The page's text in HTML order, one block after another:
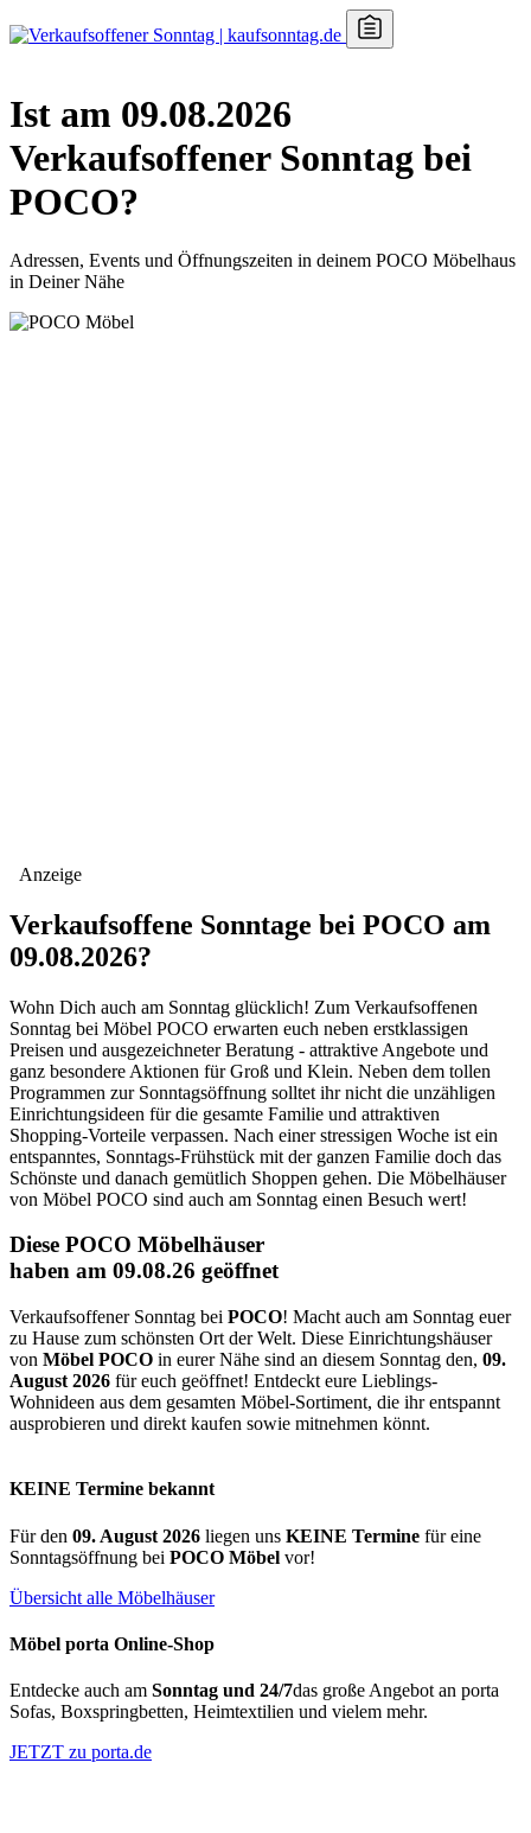
Ist am 09.08.2026
Verkaufsoffener Sonntag bei
POCO?
Adressen, Events und Öffnungszeiten in deinem POCO Möbelhaus
in Deiner Nähe
Anzeige
Verkaufsoffene Sonntage bei POCO am
09.08.2026?
Wohn Dich auch am Sonntag glücklich! Zum Verkaufsoffenen
Sonntag bei Möbel POCO erwarten euch neben erstklassigen
Preisen und ausgezeichneter Beratung - attraktive Angebote und
ganz besondere Aktionen für Groß und Klein. Neben dem tollen
Programmen zur Sonntagsöffnung solltet ihr nicht die unzähligen
Einrichtungsideen für die gesamte Familie und attraktiven
Shopping-Vorteile verpassen. Nach einer stressigen Woche ist ein
entspanntes, Sonntags-Frühstück mit der ganzen Familie doch das
Schönste und danach gemütlich Shoppen gehen. Die Möbelhäuser
von Möbel POCO sind auch am Sonntag einen Besuch wert!
Diese POCO Möbelhäuser
haben am 09.08.26 geöffnet
Verkaufsoffener Sonntag bei POCO! Macht auch am Sonntag euer
zu Hause zum schönsten Ort der Welt. Diese Einrichtungshäuser
von Möbel POCO in eurer Nähe sind an diesem Sonntag den, 09.
August 2026 für euch geöffnet! Entdeckt eure Lieblings-
Wohnideen aus dem gesamten Möbel-Sortiment, die ihr entspannt
ausprobieren und direkt kaufen sowie mitnehmen könnt.
KEINE Termine bekannt
Für den 09. August 2026 liegen uns KEINE Termine für eine
Sonntagsöffnung bei POCO Möbel vor!
Übersicht alle Möbelhäuser
Möbel porta Online-Shop
Entdecke auch am Sonntag und 24/7das große Angebot an porta
Sofas, Boxspringbetten, Heimtextilien und vielem mehr.
JETZT zu porta.de